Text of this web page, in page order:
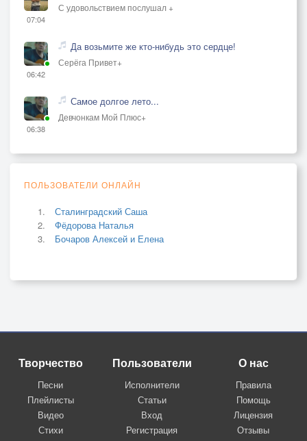
07:04
С удовольствием послушал +
06:42
Да возьмите же кто-нибудь это сердце!
Серёга Привет+
06:38
Самое долгое лето...
Девчонкам Мой Плюс+
ПОЛЬЗОВАТЕЛИ ОНЛАЙН
Сталинградский Саша
Фёдорова Наталья
Бочаров Алексей и Елена
Творчество
Песни
Плейлисты
Видео
Стихи
Пользователи
Исполнители
Статьи
Вход
Регистрация
О нас
Правила
Помощь
Лицензия
Отзывы